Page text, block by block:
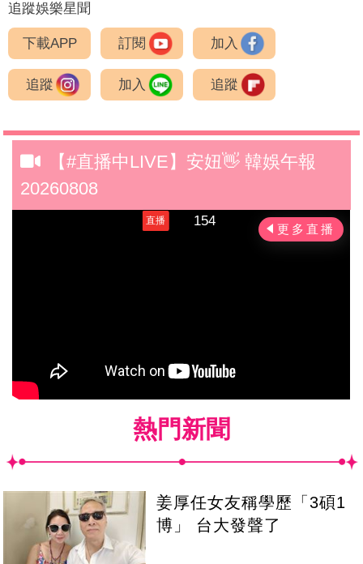
追蹤娛樂星聞
下載APP 訂閱 加入
追蹤 加入 追蹤
【#直播中LIVE】安妞👋 韓娛午報
20260808
熱門新聞
姜厚任女友稱學歷「3碩1
博」 台大發聲了